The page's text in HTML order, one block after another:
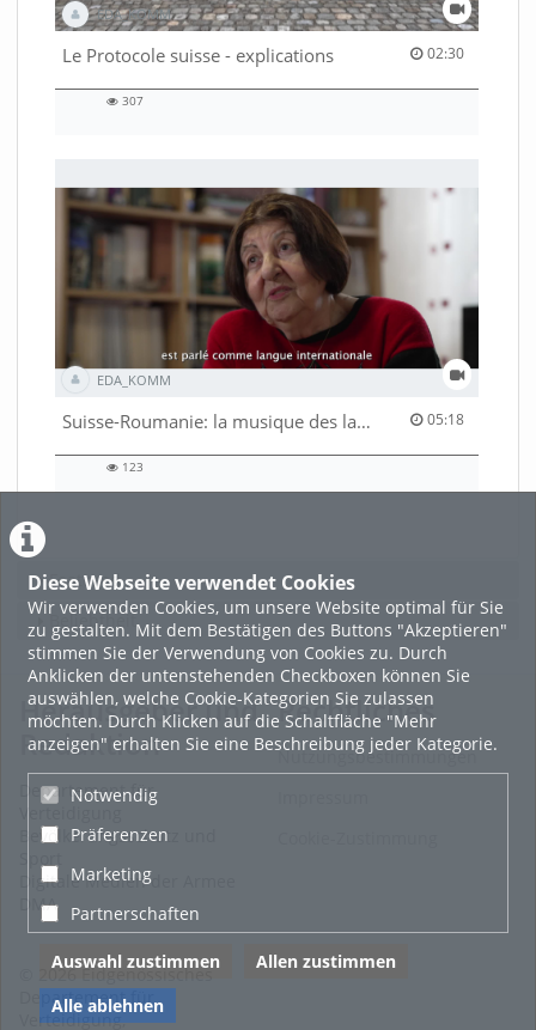
Diese Webseite verwendet Cookies
Wir verwenden Cookies, um unsere Website optimal für Sie
zu gestalten. Mit dem Bestätigen des Buttons "Akzeptieren"
stimmen Sie der Verwendung von Cookies zu. Durch
Anklicken der untenstehenden Checkboxen können Sie
auswählen, welche Cookie-Kategorien Sie zulassen
möchten. Durch Klicken auf die Schaltfläche "Mehr
anzeigen" erhalten Sie eine Beschreibung jeder Kategorie.
Notwendig
Präferenzen
Marketing
Partnerschaften
Auswahl zustimmen
Allen zustimmen
Alle ablehnen
EDA_KOMM
Le Protocole suisse - explications 02:30
02:30 duration
307
EDA_KOMM
Suisse-Roumanie: la musique des langues 05:18
05:18 duration
123
views
Featured
Beliebtheit
Herausgeber und
Redaktion
Departement für
Bevölkerungsschutz und
Digitale Medien der Armee
DMA
© 2026 Eidgenössisches
Departement für
Verteidigung,
Rechtliches
Nutzungsbestimmungen